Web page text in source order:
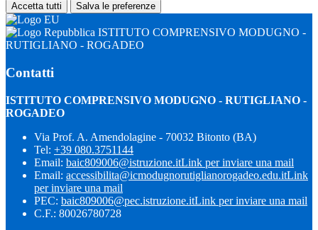
Accetta tutti Salva le preferenze
ISTITUTO COMPRENSIVO MODUGNO -
RUTIGLIANO - ROGADEO
Contatti
ISTITUTO COMPRENSIVO MODUGNO - RUTIGLIANO -
ROGADEO
Via Prof. A. Amendolagine - 70032 Bitonto (BA)
Tel: +39 080.3751144
Email: baic809006@istruzione.itLink per inviare una mail
Email: accessibilita@icmodugnorutiglianorogadeo.edu.itLink
per inviare una mail
PEC: baic809006@pec.istruzione.itLink per inviare una mail
C.F.: 80026780728